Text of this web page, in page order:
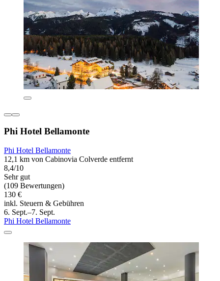
Phi Hotel Bellamonte
Phi Hotel Bellamonte
12,1 km von Cabinovia Colverde entfernt
8,4/10
Sehr gut
(109 Bewertungen)
130 €
inkl. Steuern & Gebühren
6. Sept.–7. Sept.
Phi Hotel Bellamonte